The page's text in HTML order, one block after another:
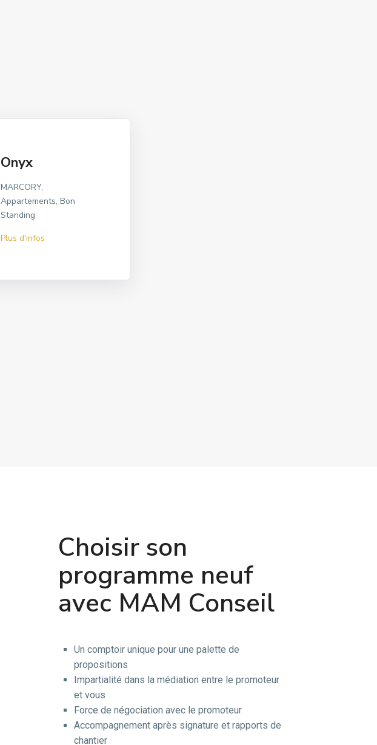
Onyx
MARCORY,
Appartements, Bon
Standing
Plus d'infos
Choisir son
programme neuf
avec MAM Conseil
Un comptoir unique pour une palette de
propositions
Impartialité dans la médiation entre le promoteur
et vous
Force de négociation avec le promoteur
Accompagnement après signature et rapports de
chantier